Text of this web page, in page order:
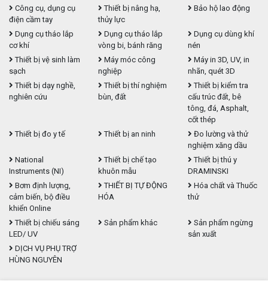
Công cụ, dụng cụ
điện cầm tay
Thiết bị nâng hạ,
thủy lực
Bảo hộ lao động
Dụng cụ tháo lắp
cơ khí
Dụng cụ tháo lắp
vòng bi, bánh răng
Dụng cụ dùng khí
nén
Thiết bị vệ sinh làm
sạch
Máy móc công
nghiệp
Máy in 3D, UV, in
nhãn, quét 3D
Thiết bị dạy nghề,
nghiên cứu
Thiết bị thí nghiệm
bùn, đất
Thiết bị kiểm tra
cấu trúc đất, bê
tông, đá, Asphalt,
cốt thép
Thiết bị đo y tế
Thiết bị an ninh
Đo lường và thử
nghiệm xăng dầu
National
Instruments (NI)
Thiết bị chế tạo
khuôn mẫu
Thiết bị thú y
DRAMINSKI
Bơm định lượng,
cảm biến, bộ điều
khiển Online
THIẾT BỊ TỰ ĐỘNG
HÓA
Hóa chất và Thuốc
thử
Thiết bị chiếu sáng
LED/ UV
Sản phẩm khác
Sản phẩm ngừng
sản xuất
DỊCH VỤ PHỤ TRỢ
HÙNG NGUYÊN